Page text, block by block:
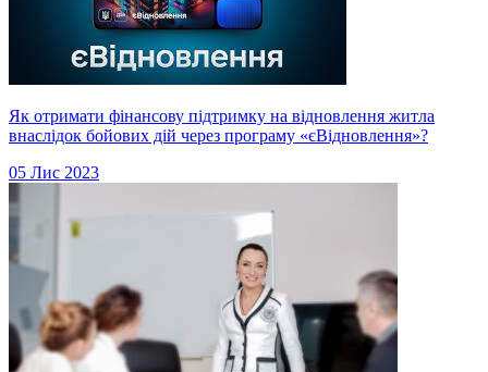
Як отримати фінансову підтримку на відновлення житла
внаслідок бойових дій через програму «єВідновлення»?
05 Лис 2023